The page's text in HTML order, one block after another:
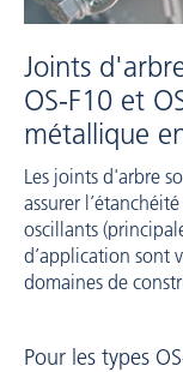
Joints
OS-F10 et
métallique
Les joints d'arbre
assurer
oscillants
d’application sont
domaines de
Pour les types